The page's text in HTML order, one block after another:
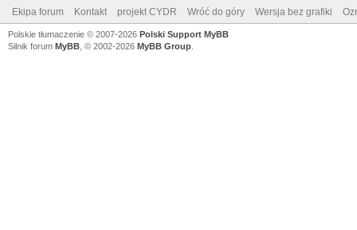
Ekipa forum Kontakt projekt CYDR Wróć do góry Wersja bez grafiki
Polskie tłumaczenie © 2007-2026 Polski Support MyBB
Silnik forum MyBB , © 2002-2026 MyBB Group